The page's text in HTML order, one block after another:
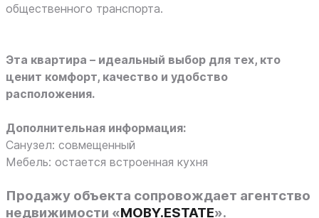
общественного транспорта.
Эта квартира – идеальный выбор для тех, кто
ценит комфорт, качество и удобство
расположения.
Дополнительная информация:
Санузел: совмещенный
Мебель: остается встроенная кухня
Продажу объекта сопровождает агентство
недвижимости «MOBY.ESTATE».